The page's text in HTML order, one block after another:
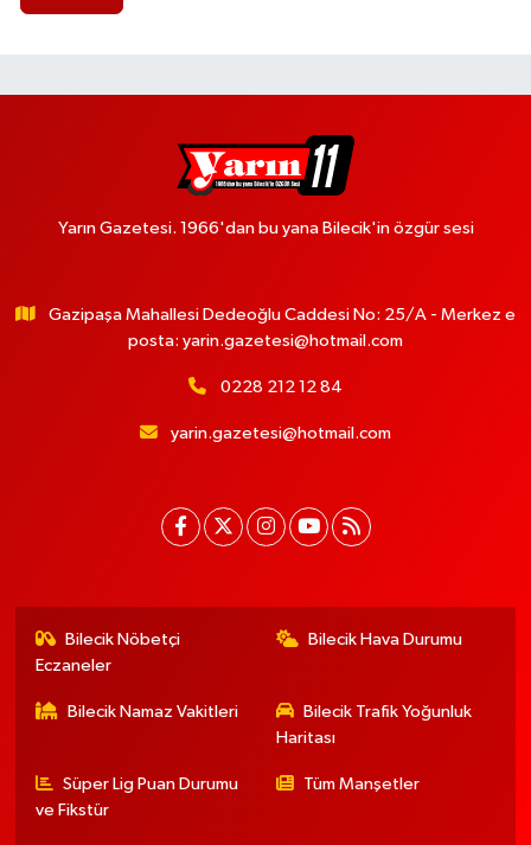
Yarın Gazetesi. 1966'dan bu yana Bilecik'in özgür sesi
Gazipaşa Mahallesi Dedeoğlu Caddesi No: 25/A - Merkez e
posta: yarin.gazetesi@hotmail.com
0228 212 12 84
yarin.gazetesi@hotmail.com
Bilecik Nöbetçi
Eczaneler
Bilecik Hava Durumu
Bilecik Namaz Vakitleri
Bilecik Trafik Yoğunluk
Haritası
Süper Lig Puan Durumu
ve Fikstür
Tüm Manşetler